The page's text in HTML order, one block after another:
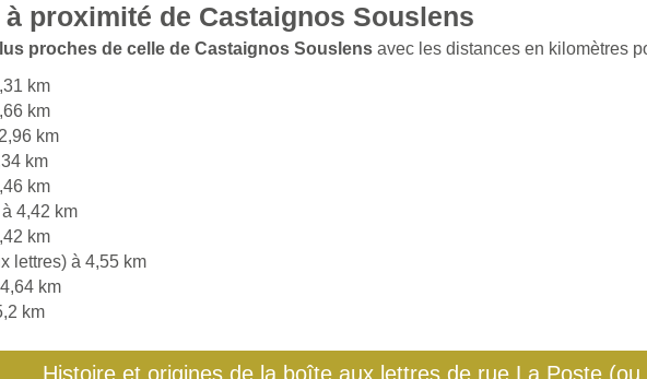
proximité de Castaignos Souslens
proches de celle de Castaignos Souslens avec les distances en kilomètres
km
km
km
km
km
4,42 km
km
lettres) à 4,55 km
km
km
Histoire et origines de la boîte aux lettres de rue La Poste